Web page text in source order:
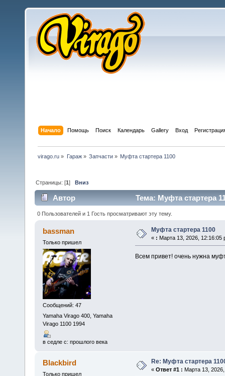
Начало Помощь Поиск Календарь Gallery Вход
virago.ru » Гараж» Запчасти» Муфта стартера 1100
Страницы: [1]Вниз
Автор Тема: Муфта стартера
0 Пользователей и 1 Гость просматривают эту тему.
bassman
Только пришел
Сообщений: 47
Yamaha Virago 400, Yamaha
Virago 1100 1994
в седле с: прошлого века
Муфта стартера 1100
« : Марта 13, 2026, 12:16:05
Всем привет! очень нужна
Blackbird
Только пришел
Re: Муфта стартера
« Ответ #1 : Марта 13,